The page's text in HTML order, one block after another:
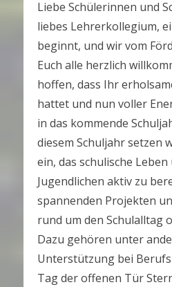
Liebe Schülerinnen und
liebes Lehrerkollegium,
beginnt, und wir vom
Euch alle herzlich
hoffen, dass Ihr
hattet und nun voller
in das kommende
diesem Schuljahr setzen
ein, das schulische
Jugendlichen aktiv zu
spannenden Projekten
rund um den Schulalltag
Dazu gehören unter
Unterstützung bei
Tag der offenen Tür